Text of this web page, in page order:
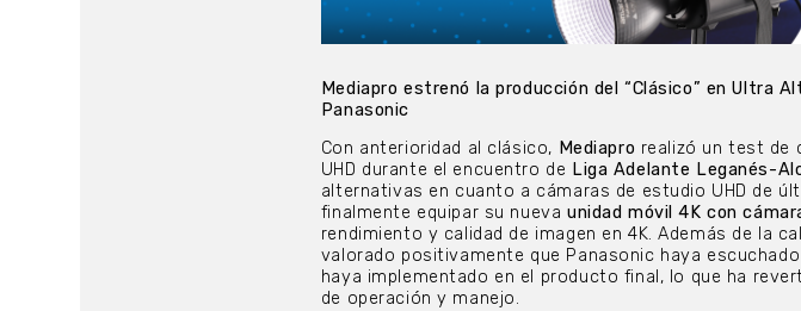
Mediapro estrenó la producción del “Clásico” en Ultra
Panasonic
Con anterioridad al clásico, Mediapro realizó un test de
UHD durante el encuentro de Liga Adelante Leganés-
alternativas en cuanto a cámaras de estudio UHD de
finalmente equipar su nueva unidad móvil 4K con
rendimiento y calidad de imagen en 4K. Además de la
valorado positivamente que Panasonic haya
haya implementado en el producto final, lo que ha
de operación y manejo.